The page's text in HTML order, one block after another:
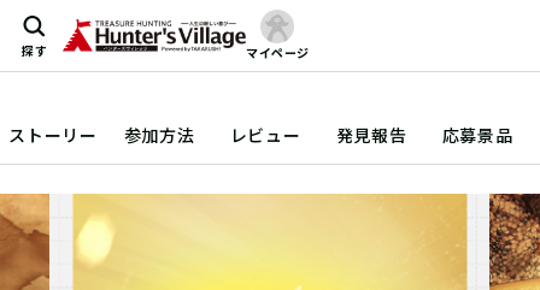
探す マイページ
ストーリー 参加方法 レビュー 発見報告 応募景品